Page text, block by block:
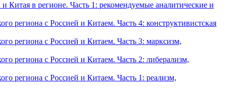
в регионе. Часть 1: рекомендуемые аналитические и
региона с Россией и Китаем. Часть 4: конструктивистская
региона с Россией и Китаем. Часть 3: марксизм,
региона с Россией и Китаем. Часть 2: либерализм,
региона с Россией и Китаем. Часть 1: реализм,